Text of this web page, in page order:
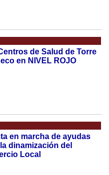
de Salud de Torre
en NIVEL ROJO
en marcha de ayudas
dinamización del
Local